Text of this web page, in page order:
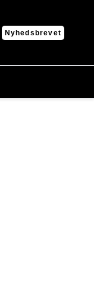
Nyhedsbrevet